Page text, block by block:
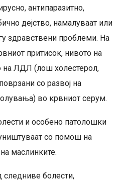
антипаразитно,
дејство, намалуваат или
здравствени проблеми. На
притисок, нивото на
на ЛДЛ (лош холестерол,
со развој на
во крвниот серум.
и особено патолошки
со помош на
маслинките.
следниве болести,